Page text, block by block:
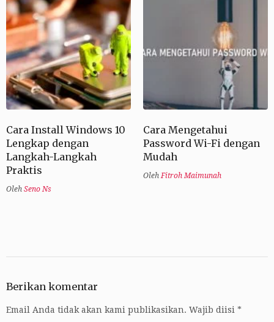
Cara Install Windows 10
Lengkap dengan
Langkah-Langkah
Praktis
Oleh Seno Ns
Cara Mengetahui
Password Wi-Fi dengan
Mudah
OlehFitroh Maimunah
Berikan komentar
Email Anda tidak akan kami publikasikan. Wajib diisi *